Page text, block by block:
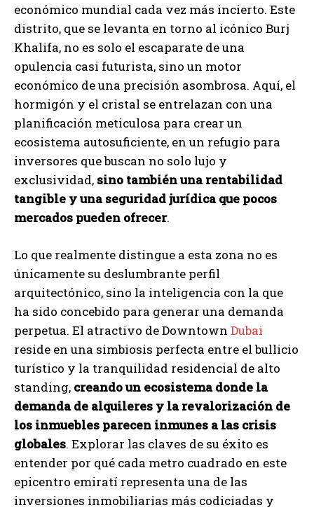
económico mundial cada vez más incierto. Este
distrito, que se levanta en torno al icónico Burj
Khalifa, no es solo el escaparate de una
opulencia casi futurista, sino un motor
económico de una precisión asombrosa. Aquí, el
hormigón y el cristal se entrelazan con una
planificación meticulosa para crear un
ecosistema autosuficiente, en un refugio para
inversores que buscan no solo lujo y
exclusividad, sino también una rentabilidad
tangible y una seguridad jurídica que pocos
mercados pueden ofrecer.
Lo que realmente distingue a esta zona no es
únicamente su deslumbrante perfil
arquitectónico, sino la inteligencia con la que
ha sido concebido para generar una demanda
perpetua. El atractivo de Downtown Dubai
reside en una simbiosis perfecta entre el bullicio
turístico y la tranquilidad residencial de alto
standing, creando un ecosistema donde la
demanda de alquileres y la revalorización de
los inmuebles parecen inmunes a las crisis
globales. Explorar las claves de su éxito es
entender por qué cada metro cuadrado en este
epicentro emiratí representa una de las
inversiones inmobiliarias más codiciadas y